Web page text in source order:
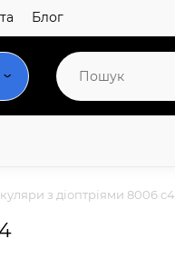
Блог
з діоптріями 8006 c4